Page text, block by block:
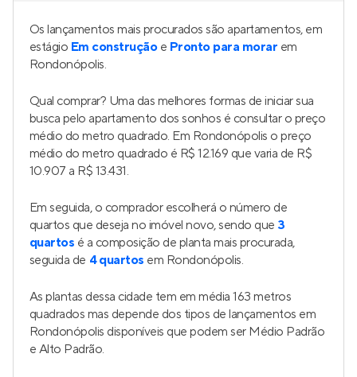
Os lançamentos mais procurados são apartamentos, em
estágio Em construçãoe Pronto para morar em
Rondonópolis.
Qual comprar? Uma das melhores formas de iniciar sua
busca pelo apartamento dos sonhos é consultar o preço
médio do metro quadrado. Em Rondonópolis o preço
médio do metro quadrado é R$ 12.169 que varia de R$
10.907 a R$ 13.431.
Em seguida, o comprador escolherá o número de
quartos que deseja no imóvel novo, sendo que 3
quartos é a composição de planta mais procurada,
seguida de 4 quartos em Rondonópolis.
As plantas dessa cidade tem em média 163 metros
quadrados mas depende dos tipos de lançamentos em
Rondonópolis disponíveis que podem ser Médio Padrão
e Alto Padrão.